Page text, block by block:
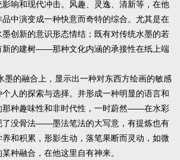
响和现代冲击。风趣、灵逸、清新等，在他
中演变成一种快意而奇特的综合。尤其是在
创新的意识形态情结；既有对传统水墨的若
新的建树——那种文化内涵的承接性在纸上端
的融合上，显示出一种对东西方绘画的敏感
人的探索与选择。并形成一种明显的语言和
那种趣味性和非时代性，一时蔚然——在水彩
了没骨法——墨法笔法的大写意，有提炼也有
和积累，形影生动，落笔果断而灵动，如微
种融合，在他这里自有神来。